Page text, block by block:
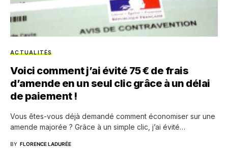
ACTUALITÉS
Voici comment j’ai évité 75 € de frais
d’amende en un seul clic grâce à un délai
de paiement !
Vous êtes-vous déjà demandé comment économiser sur une
amende majorée ? Grâce à un simple clic, j’ai évité…
BY FLORENCE LADURÉE